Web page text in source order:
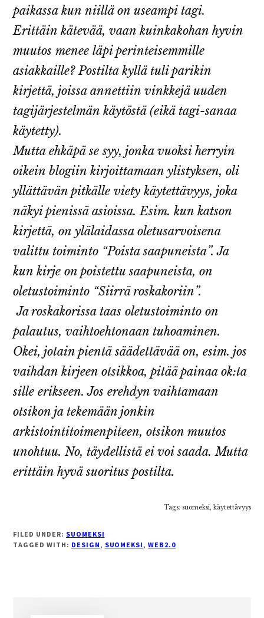
paikassa kun niillä on useampi tagi.
Erittäin kätevää, vaan kuinkakohan hyvin
muutos menee läpi perinteisemmille
asiakkaille? Postilta kyllä tuli parikin
kirjettä, joissa annettiin vinkkejä uuden
tagijärjestelmän käytöstä (eikä tagi-sanaa
käytetty).
Mutta ehkäpä se syy, jonka vuoksi herryin
oikein blogiin kirjoittamaan ylistyksen, oli
yllättävän pitkälle viety käytettävyys, joka
näkyi pienissä asioissa. Esim. kun katson
kirjettä, on ylälaidassa oletusarvoisena
valittu toiminto “Poista saapuneista”. Ja
kun kirje on poistettu saapuneista, on
oletustoiminto “Siirrä roskakoriin”.
Ja roskakorissa taas oletustoiminto on
palautus, vaihtoehtonaan tuhoaminen.
Okei, jotain pientä säädettävää on, esim. jos
vaihdan kirjeen otsikkoa, pitää painaa ok:ta
sille erikseen. Jos erehdyn vaihtamaan
otsikon ja tekemään jonkin
arkistointitoimenpiteen, otsikon muutos
unohtuu. No, täydellistä ei voi saada. Mutta
erittäin hyvä suoritus postilta.
Tags: suomeksi, käytettävyys
FILED UNDER: SUOMEKSI
TAGGED WITH: DESIGN, SUOMEKSI,WEB2.0